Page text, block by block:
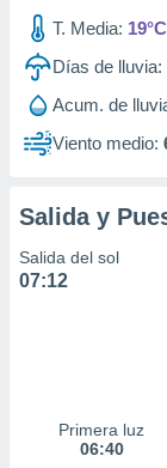
1199T. Media: 19°C
Días de lluvia:
Acum. de
Viento medio:
Salida y
Salida del sol
07:12
Primera luz
06:40